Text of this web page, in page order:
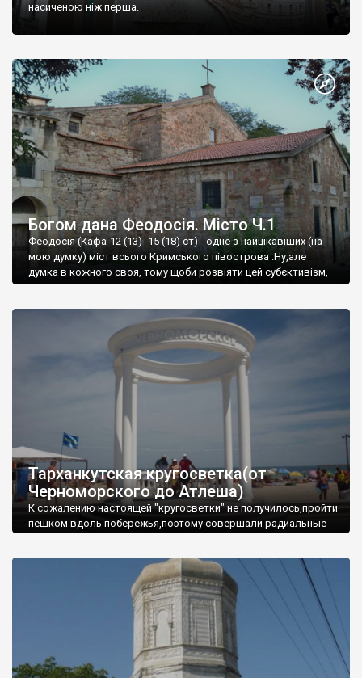
насиченою ніж перша.
Богом дана Феодосія. Місто Ч.1
Феодосія (Кафа-12 (13) -15 (18) ст) - одне з найцікавіших (на
мою думку) міст всього Кримського півострова .Ну,але
думка в кожного своя, тому щоби розвіяти цей субєктивізм,
запрошую відвідати це
Тарханкутская кругосветка(от
Черноморского до Атлеша)
К сожалению настоящей "кругосветки" не получилось,пройти
пешком вдоль побережья,поэтому совершали радиальные